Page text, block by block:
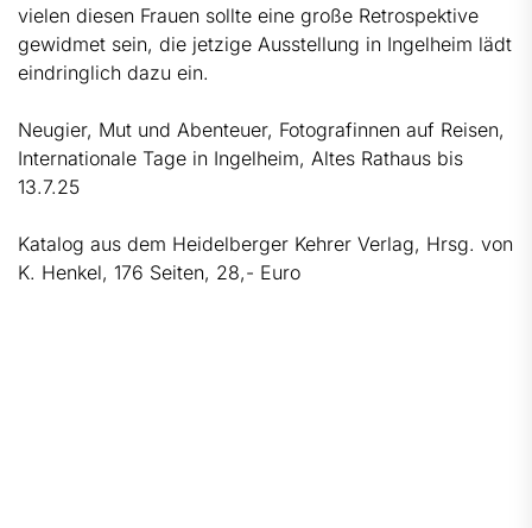
vielen diesen Frauen sollte eine große Retrospektive
gewidmet sein, die jetzige Ausstellung in Ingelheim lädt
eindringlich dazu ein.
Neugier, Mut und Abenteuer, Fotografinnen auf Reisen,
Internationale Tage in Ingelheim, Altes Rathaus bis
13.7.25
Katalog aus dem Heidelberger Kehrer Verlag, Hrsg. von
K. Henkel, 176 Seiten, 28,- Euro